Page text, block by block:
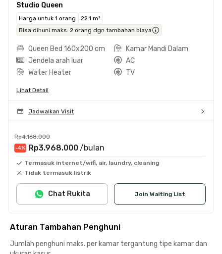
Studio Queen
Harga untuk 1 orang
22.1 m²
Bisa dihuni maks. 2 orang dgn tambahan biaya
Queen Bed 160x200 cm
Kamar Mandi Dalam
Jendela arah luar
AC
Water Heater
TV
Lihat Detail
Jadwalkan Visit
Rp4.168.000
-4% Rp3.968.000 /bulan
Termasuk internet/wifi, air, laundry, cleaning
Tidak termasuk listrik
Join Waiting List
Chat Rukita
Aturan Tambahan Penghuni
Jumlah penghuni maks. per kamar tergantung tipe kamar dan